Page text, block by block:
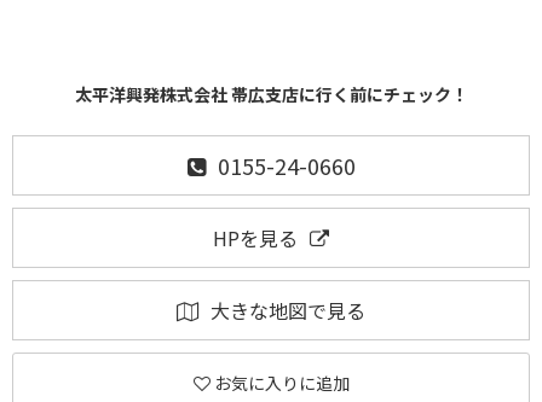
太平洋興発株式会社 帯広支店に行く前にチェック！
0155-24-0660
HPを見る
大きな地図で見る
お気に入りに追加